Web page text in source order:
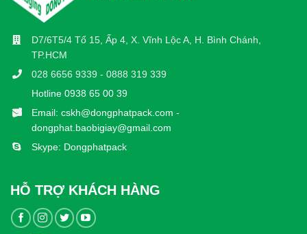
D7/6T5/4 Tổ 15, Ấp 4, X. Vĩnh Lộc A, H. Bình Chánh,
TP.HCM
028 6656 9339 - 0888 319 339
Hotline 0938 65 00 39
Email: cskh@dongphatpack.com -
dongphat.baobigiay@gmail.com
Skype: Dongphatpack
HỖ TRỢ KHÁCH HÀNG